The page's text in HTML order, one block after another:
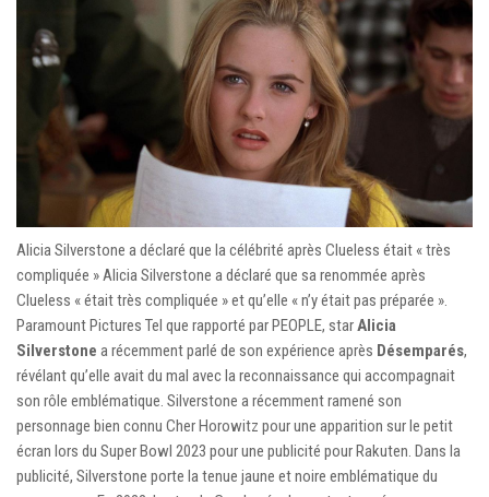
Alicia Silverstone a déclaré que la célébrité après Clueless était « très
compliquée » Alicia Silverstone a déclaré que sa renommée après
Clueless « était très compliquée » et qu’elle « n’y était pas préparée ».
Paramount Pictures Tel que rapporté par PEOPLE, starAlicia
Silverstone a récemment parlé de son expérience après Désemparés,
révélant qu’elle avait du mal avec la reconnaissance qui accompagnait
son rôle emblématique. Silverstone a récemment ramené son
personnage bien connu Cher Horowitz pour une apparition sur le petit
écran lors du Super Bowl 2023 pour une publicité pour Rakuten. Dans la
publicité, Silverstone porte la tenue jaune et noire emblématique du